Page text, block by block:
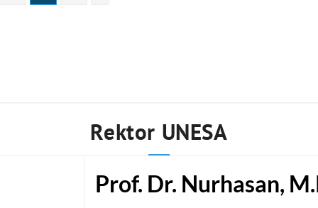
Rektor UNESA
Prof. Dr. Nurhasan,